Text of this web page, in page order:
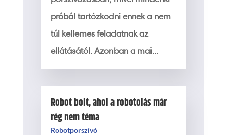
próbál tartózkodni ennek a nem
túl kellemes feladatnak az
ellátásától. Azonban a mai...
Robot bolt, ahol a robotolás már
rég nem téma
Robotporszívó